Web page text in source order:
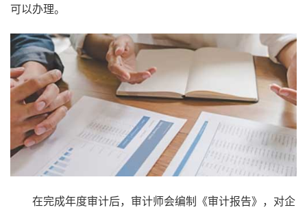
可以办理。
在完成年度审计后，审计师会编制《审计报告》，对企